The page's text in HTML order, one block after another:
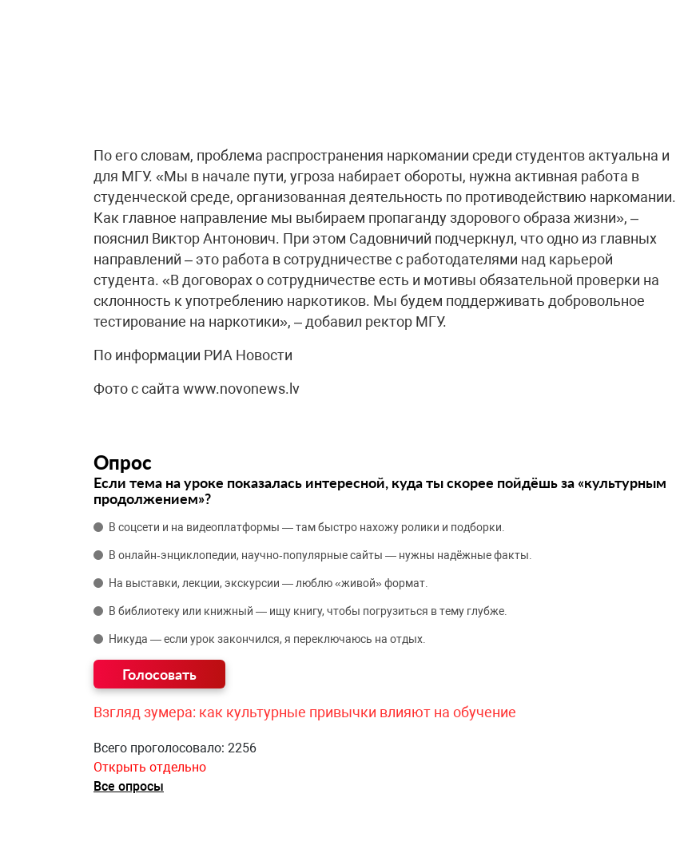
По его словам, проблема распространения наркомании среди студентов актуальна и
для МГУ. «Мы в начале пути, угроза набирает обороты, нужна активная работа в
студенческой среде, организованная деятельность по противодействию наркомании.
Как главное направление мы выбираем пропаганду здорового образа жизни», –
пояснил Виктор Антонович. При этом Садовничий подчеркнул, что одно из главных
направлений – это работа в сотрудничестве с работодателями над карьерой
студента. «В договорах о сотрудничестве есть и мотивы обязательной проверки на
склонность к употреблению наркотиков. Мы будем поддерживать добровольное
тестирование на наркотики», – добавил ректор МГУ.
По информации РИА Новости
Фото с сайта www.novonews.lv
Опрос
Если тема на уроке показалась интересной, куда ты скорее пойдёшь за «культурным
продолжением»?
В соцсети и на видеоплатформы — там быстро нахожу ролики и подборки.
В онлайн‑энциклопедии, научно‑популярные сайты — нужны надёжные факты.
На выставки, лекции, экскурсии — люблю «живой» формат.
В библиотеку или книжный — ищу книгу, чтобы погрузиться в тему глубже.
Никуда — если урок закончился, я переключаюсь на отдых.
Взгляд зумера: как культурные привычки влияют на обучение
Всего проголосовало: 2256
Открыть отдельно
Все опросы